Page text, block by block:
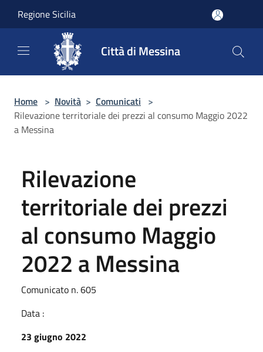
Regione Sicilia
Città di Messina
Home > Novità > Comunicati >
Rilevazione territoriale dei prezzi al consumo Maggio 2022
a Messina
Rilevazione
territoriale dei prezzi
al consumo Maggio
2022 a Messina
Comunicato n. 605
Data :
23 giugno 2022